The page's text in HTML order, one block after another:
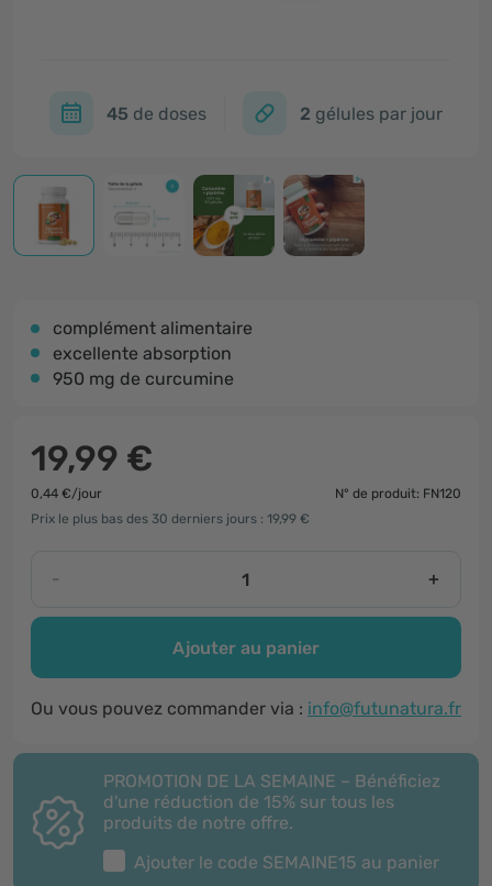
45 de doses 2 gélules par jour
complément alimentaire
excellente absorption
950 mg de curcumine
19,99 €
0,44 €/jour
N° de produit: FN120
Prix le plus bas des 30 derniers jours : 19,99 €
- +
Ajouter au panier
Ou vous pouvez commander via : info@futunatura.fr
PROMOTION DE LA SEMAINE – Bénéficiez
d'une réduction de 15% sur tous les
produits de notre offre.
Ajouter le code SEMAINE15 au panier